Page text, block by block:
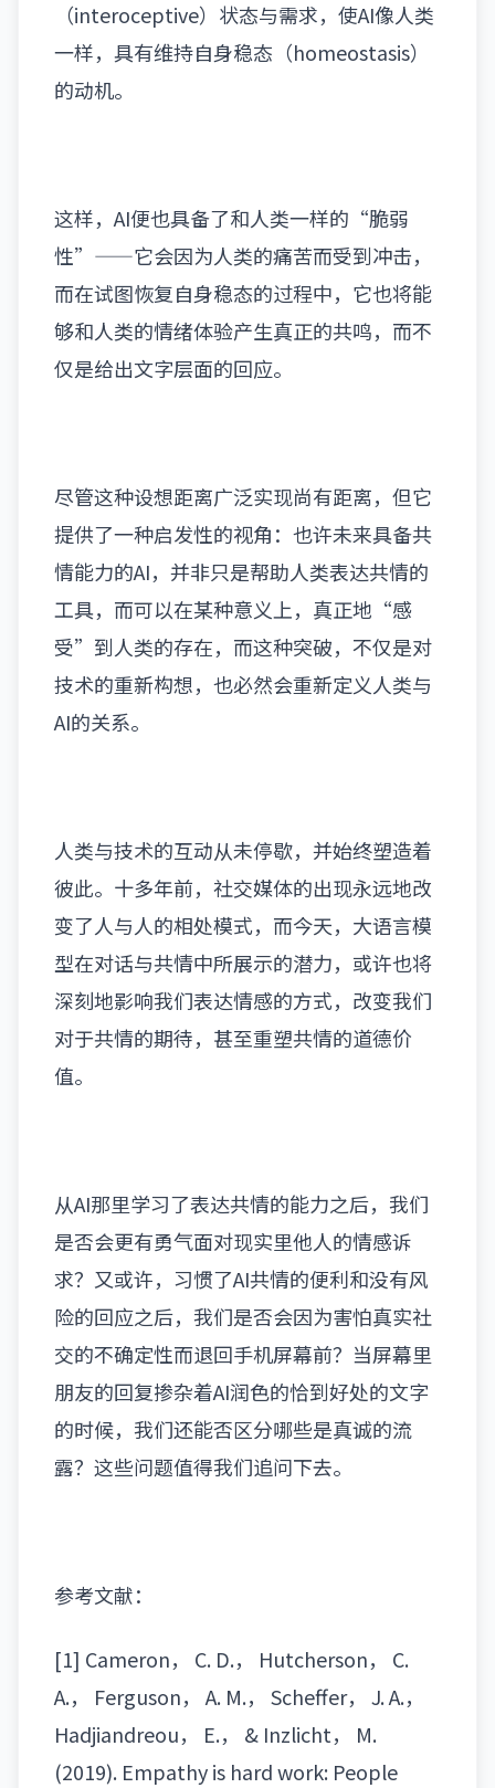
（interoceptive） 状态与需求，使AI像人类
一样，具有维持自身稳态 （homeostasis）
的动机。
这样，AI便也具备了和人类一样的“脆弱
性”——它会因为人类的痛苦而受到冲击，
而在试图恢复自身稳态的过程中，它也将能
够和人类的情绪体验产生真正的共鸣，而不
仅是给出文字层面的回应。
尽管这种设想距离广泛实现尚有距离，但它
提供了一种启发性的视角：也许未来具备共
情能力的AI，并非只是帮助人类表达共情的
工具，而可以在某种意义上，真正地“感
受”到人类的存在，而这种突破，不仅是对
技术的重新构想，也必然会重新定义人类与
AI的关系。
人类与技术的互动从未停歇，并始终塑造着
彼此。十多年前，社交媒体的出现永远地改
变了人与人的相处模式，而今天，大语言模
型在对话与共情中所展示的潜力，或许也将
深刻地影响我们表达情感的方式，改变我们
对于共情的期待，甚至重塑共情的道德价
值。
从AI那里学习了表达共情的能力之后，我们
是否会更有勇气面对现实里他人的情感诉
求？又或许，习惯了AI共情的便利和没有风
险的回应之后，我们是否会因为害怕真实社
交的不确定性而退回手机屏幕前？当屏幕里
朋友的回复掺杂着AI润色的恰到好处的文字
的时候，我们还能否区分哪些是真诚的流
露？这些问题值得我们追问下去。
参考文献：
[1] Cameron， C. D.， Hutcherson， C.
A.， Ferguson， A. M.， Scheffer， J. A.，
Hadjiandreou， E.， & Inzlicht， M.
(2019). Empathy is hard work: People